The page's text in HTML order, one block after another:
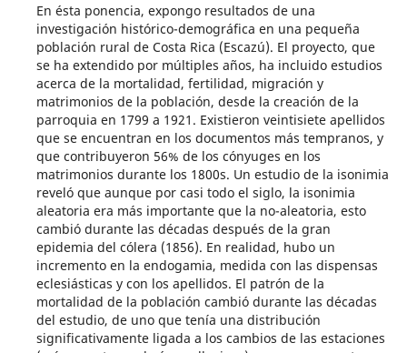
En ésta ponencia, expongo resultados de una
investigación histórico-demográfica en una pequeña
población rural de Costa Rica (Escazú). El proyecto, que
se ha extendido por múltiples años, ha incluido estudios
acerca de la mortalidad, fertilidad, migración y
matrimonios de la población, desde la creación de la
parroquia en 1799 a 1921. Existieron veintisiete apellidos
que se encuentran en los documentos más tempranos, y
que contribuyeron 56% de los cónyuges en los
matrimonios durante los 1800s. Un estudio de la isonimia
reveló que aunque por casi todo el siglo, la isonimia
aleatoria era más importante que la no-aleatoria, esto
cambió durante las décadas después de la gran
epidemia del cólera (1856). En realidad, hubo un
incremento en la endogamia, medida con las dispensas
eclesiásticas y con los apellidos. El patrón de la
mortalidad de la población cambió durante las décadas
del estudio, de uno que tenía una distribución
significativamente ligada a los cambios de las estaciones